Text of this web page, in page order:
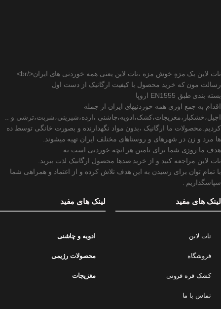
نات لاین یک مزهِ خوش مزه ،نات لاین یعنی همه خوردنی های ایران</br>
رسالت مون که خرید محصول با کیفیت ارگانیک از دست اول
بسته بندی طبق EN1555 اروپا
اقدام به جمع اوری همه خوردنیهای ایران از جمله
اجیل،خشکبار،مغزیجات،کشک،ادویه،چاشنی ،ارده،شیرینی،شربت،ترشی و ..
کردیم.محصولات ما ارگانیک ،بدون مواد نگهدارنده و بصورت خانگی توسط ده
ها مرد و زن در شهرهای و روستاهای مختلف ایران تهیه میشوند.
هدف ما:روزی شما برای تامین هر انچه خوردنی است به
نات لاین مراجعه کنید و از خرید صدها محصول ارگانیک لذت ببرید.
با تمام توان برای رسیدن به این هدف تلاش کرده و از اعتماد و همراهی شما
سپاسگذاریم .
لینک های مفید
نات لاین
فروشگاه
کشک قره قروتی
تماس با ما
لینک های مفید
ادویه و چاشنی
محصولات رژیمی
مغزیجات